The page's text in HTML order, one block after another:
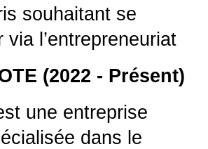
souhaitant se
via l’entrepreneuriat
(2022 - Présent)
une entreprise
dans le